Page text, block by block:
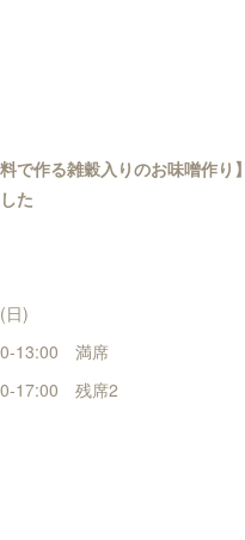
料で作る雑穀入りのお味噌作
た
日)
13:00 満席
17:00 残席2